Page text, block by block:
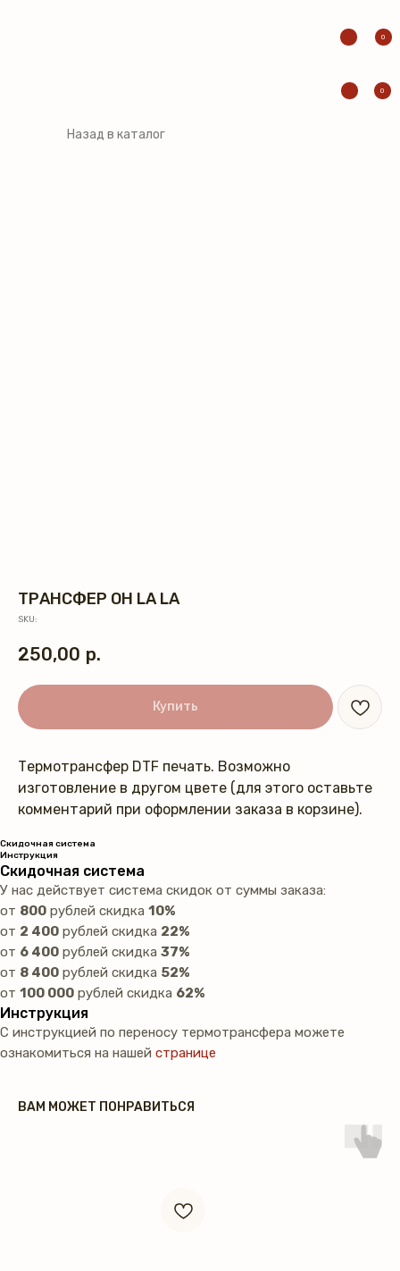
0
0
Назад в каталог
ТРАНСФЕР OH LA LA
SKU:
250,00 р.
Купить
Термотрансфер DTF печать. Возможно
изготовление в другом цвете (для этого оставьте
комментарий при оформлении заказа в корзине).
Скидочная система
Инструкция
Скидочная система
У нас действует система скидок от суммы заказа:
от 800 рублей скидка 10%
от 2 400 рублей скидка 22%
от 6 400 рублей скидка 37%
от 8 400 рублей скидка 52%
от 100 000 рублей скидка 62%
Инструкция
С инструкцией по переносу термотрансфера можете
ознакомиться на нашей странице
ВАМ МОЖЕТ ПОНРАВИТЬСЯ